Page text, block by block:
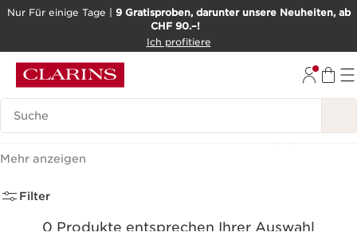
BARRIEREFREIHEITSWERKZEUG
Nur Für einige Tage | 9 Gratisproben, darunter unsere Neuheiten, ab
CHF 90.–!
Ich profitiere
Legende suchen
Gesichtscreme für Männer (0)
Mehr anzeigen
Filter
0 Produkte entsprechen Ihrer Auswahl